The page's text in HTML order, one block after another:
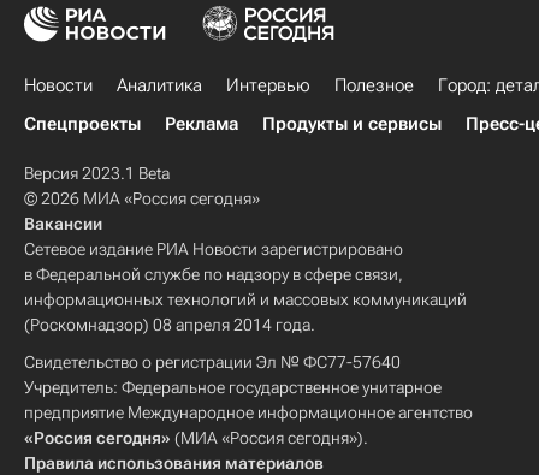
Новости Аналитика Интервью Полезное
Город:
Спецпроекты
Реклама Продукты и сервисы Пресс-
Версия 2023.1 Beta
© 2026 МИА «Россия сегодня»
Вакансии
Сетевое издание РИА Новости зарегистрировано
в Федеральной службе по надзору в сфере связи,
информационных технологий и массовых коммуникаций
(Роскомнадзор) 08 апреля 2014 года.
Свидетельство о регистрации Эл № ФС77-57640
Учредитель: Федеральное государственное унитарное
предприятие Международное информационное агентство
«Россия сегодня» (МИА «Россия сегодня»).
Правила использования материалов